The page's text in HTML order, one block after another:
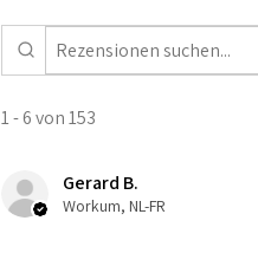
1 - 6 von 153
Gerard B.
Workum, NL-FR